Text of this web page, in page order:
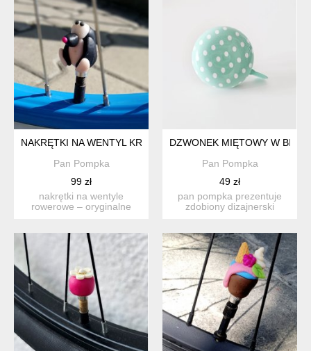
NAKRĘTKI NA WENTYL KRECIK KRET KRTEK
Pan Pompka
99 zł
nakrętki na wentyle
rowerowe – oryginalne
DZWONEK MIĘTOWY W
Pan Pompka
49 zł
pan pompka prezentuje
zdobiony dizajnerski